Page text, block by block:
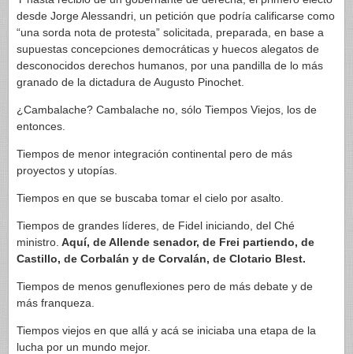
desde Jorge Alessandri, un petición que podría calificarse como
“una sorda nota de protesta” solicitada, preparada, en base a
supuestas concepciones democráticas y huecos alegatos de
desconocidos derechos humanos, por una pandilla de lo más
granado de la dictadura de Augusto Pinochet.
¿Cambalache? Cambalache no, sólo Tiempos Viejos, los de
entonces.
Tiempos de menor integración continental pero de más
proyectos y utopías.
Tiempos en que se buscaba tomar el cielo por asalto.
Tiempos de grandes líderes, de Fidel iniciando, del Ché
ministro. Aquí, de Allende senador, de Frei partiendo, de
Castillo, de Corbalán y de Corvalán, de Clotario Blest.
Tiempos de menos genuflexiones pero de más debate y de
más franqueza.
Tiempos viejos en que allá y acá se iniciaba una etapa de la
lucha por un mundo mejor.